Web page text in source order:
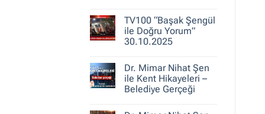
Deprem
Gerçeği
ve
Şehirlerin
TV100 “Başak Şengül
ile Doğru Yorum”
30.10.2025
TV100
“Başak
Şengül
ile
Dr. Mimar Nihat Şen
ile Kent Hikayeleri –
Belediye Gerçeği